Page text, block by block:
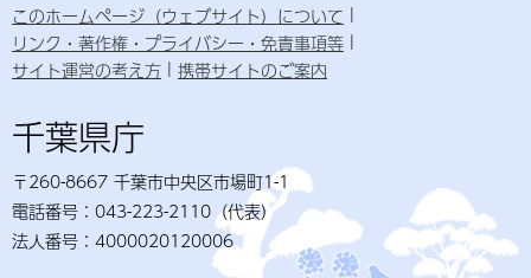
このホームページ（ウェブサイト）について
リンク・著作権・プライバシー・免責事項等
サイト運営の考え方
携帯サイトのご案内
千葉県庁
〒260-8667 千葉市中央区市場町1-1
電話番号：043-223-2110（代表）
法人番号：4000020120006